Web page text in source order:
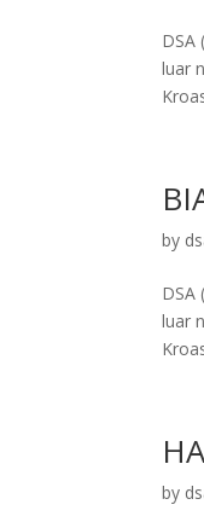
DSA
luar
by
DSA
luar
by